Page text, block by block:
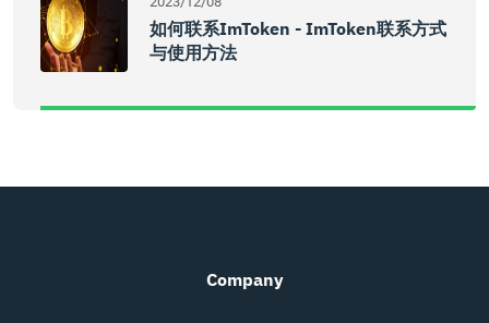
如何联系imToken - ImToken联系方式
与使用方法
Company